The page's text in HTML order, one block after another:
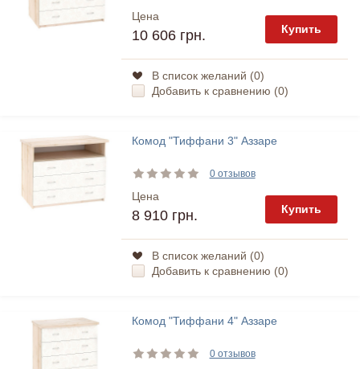
Цена
10 606 грн. Купить
В список желаний (0)
Добавить к сравнению (0)
Комод "Тиффани 3" Аззаре
0 отзывов
Цена
8 910 грн. Купить
В список желаний (0)
Добавить к сравнению (0)
Комод "Тиффани 4" Аззаре
0 отзывов